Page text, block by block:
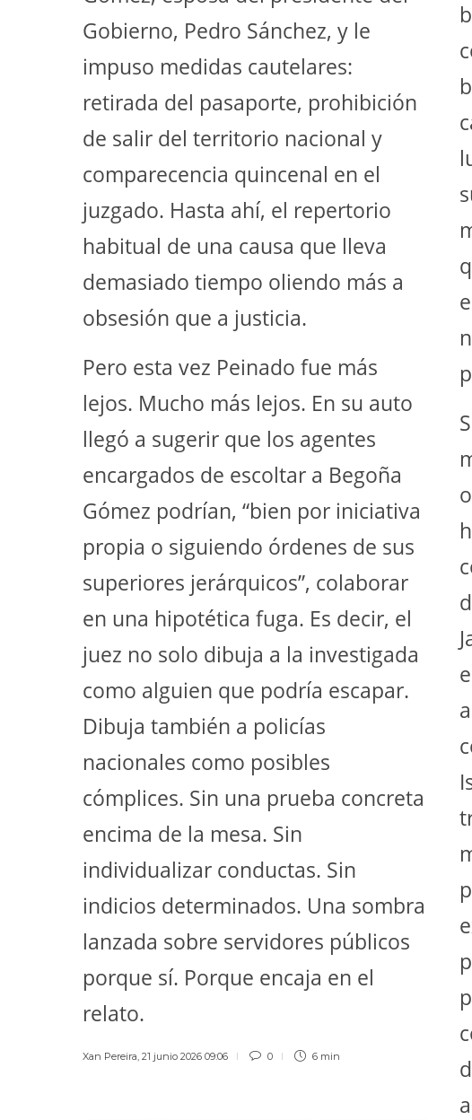
Gobierno, Pedro Sánchez, y le
impuso medidas cautelares:
retirada del pasaporte, prohibición
de salir del territorio nacional y
comparecencia quincenal en el
juzgado. Hasta ahí, el repertorio
habitual de una causa que lleva
demasiado tiempo oliendo más a
obsesión que a justicia.
Pero esta vez Peinado fue más
lejos. Mucho más lejos. En su auto
llegó a sugerir que los agentes
encargados de escoltar a Begoña
Gómez podrían, “bien por iniciativa
propia o siguiendo órdenes de sus
superiores jerárquicos”, colaborar
en una hipotética fuga. Es decir, el
juez no solo dibuja a la investigada
como alguien que podría escapar.
Dibuja también a policías
nacionales como posibles
cómplices. Sin una prueba concreta
encima de la mesa. Sin
individualizar conductas. Sin
indicios determinados. Una sombra
lanzada sobre servidores públicos
porque sí. Porque encaja en el
relato.
Xan Pereira 21 junio 2026 09:06 0 6 min